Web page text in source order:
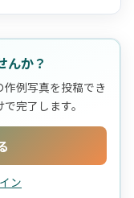
んか？
例写真を投稿でき
完了します。
ン